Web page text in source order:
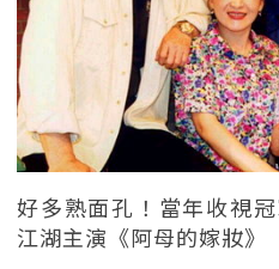
好多熟面孔！當年收視
江湖主演《阿母的嫁妝》